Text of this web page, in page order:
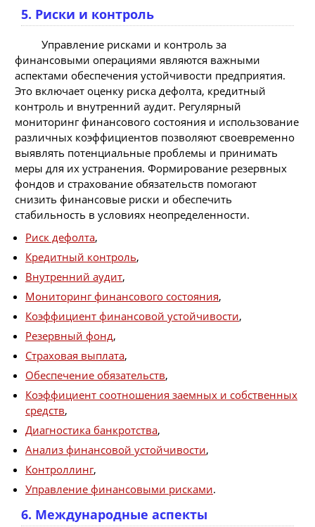
5. Риски и контроль
Управление рисками и контроль за
финансовыми операциями являются важными
аспектами обеспечения устойчивости предприятия.
Это включает оценку риска дефолта, кредитный
контроль и внутренний аудит. Регулярный
мониторинг финансового состояния и использование
различных коэффициентов позволяют своевременно
выявлять потенциальные проблемы и принимать
меры для их устранения. Формирование резервных
фондов и страхование обязательств помогают
снизить финансовые риски и обеспечить
стабильность в условиях неопределенности.
Риск дефолта,
Кредитный контроль,
Внутренний аудит,
Мониторинг финансового состояния,
Коэффициент финансовой устойчивости,
Резервный фонд,
Страховая выплата,
Обеспечение обязательств,
Коэффициент соотношения заемных и собственных
средств,
Диагностика банкротства,
Анализ финансовой устойчивости,
Контроллинг,
Управление финансовыми рисками.
6. Международные аспекты